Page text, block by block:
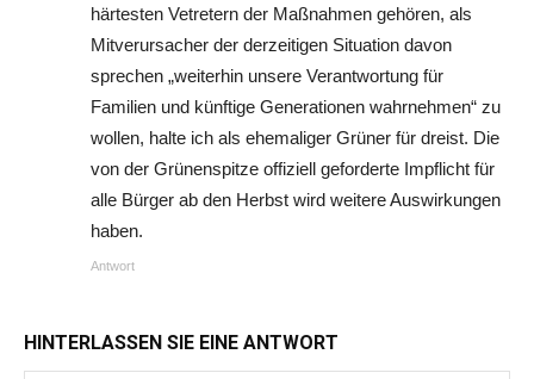
härtesten Vetretern der Maßnahmen gehören, als
Mitverursacher der derzeitigen Situation davon
sprechen „weiterhin unsere Verantwortung für
Familien und künftige Generationen wahrnehmen“ zu
wollen, halte ich als ehemaliger Grüner für dreist. Die
von der Grünenspitze offiziell geforderte Impflicht für
alle Bürger ab den Herbst wird weitere Auswirkungen
haben.
Antwort
HINTERLASSEN SIE EINE ANTWORT